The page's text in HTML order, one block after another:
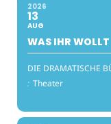
2026
13
AUG
WAS IHR WOLLT
DIE DRAMATISCHE
: Theater